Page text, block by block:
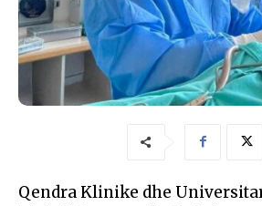
Qendra Klinike dhe